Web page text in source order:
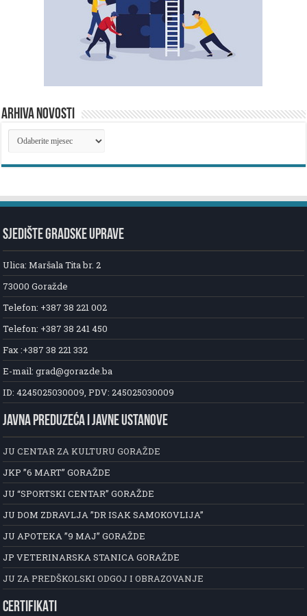
ARHIVA NOVOSTI
ARHIVA
NOVOSTI
SJEDIŠTE GRADSKE UPRAVE
Ulica: Maršala Tita br. 2
73000 Goražde
Telefon: +387 38 221 002
Telefon: +387 38 241 450
Fax :+387 38 221 332
E-mail: grad@gorazde.ba
ID: 4245025030009, PDV: 245025030009
JAVNA PREDUZEĆA I JAVNE USTANOVE
JU CENTAR ZA KULTURU GORAŽDE
JKP ”6 MART” GORAŽDE
JU “SPORTSKI CENTAR” GORAŽDE
JU DOM ZDRAVLJA ”DR ISAK SAMOKOVLIJA”
JU APOTEKA ”9 MAJ” GORAŽDE
JP VETERINARSKA STANICA GORAŽDE
JU ZA PREDŠKOLSKI ODGOJ I OBRAZOVANJE
CERTIFIKATI